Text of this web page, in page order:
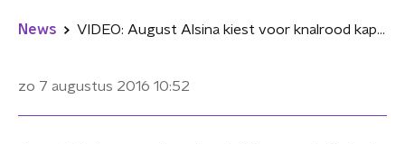
News VIDEO: August Alsina kiest voor knalrood kapsel
zo 7 augustus 2016 10:52